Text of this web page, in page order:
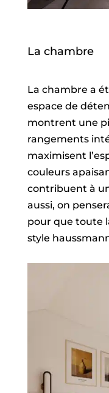
La chambre
La chambre a
espace de
montrent une
rangements
maximisent
couleurs
contribuent à
aussi, on
pour que toute
style